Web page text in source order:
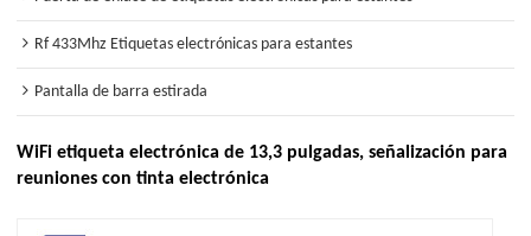
Rf 433Mhz Etiquetas electrónicas para estantes
Pantalla de barra estirada
WiFi etiqueta electrónica de 13,3 pulgadas, señalización para
reuniones con tinta electrónica